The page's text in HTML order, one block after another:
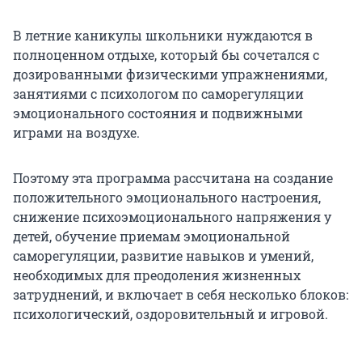
В летние каникулы школьники нуждаются в
полноценном отдыхе, который бы сочетался с
дозированными физическими упражнениями,
занятиями с психологом по саморегуляции
эмоционального состояния и подвижными
играми на воздухе.
Поэтому эта программа рассчитана на создание
положительного эмоционального настроения,
снижение психоэмоционального напряжения у
детей, обучение приемам эмоциональной
саморегуляции, развитие навыков и умений,
необходимых для преодоления жизненных
затруднений, и включает в себя несколько блоков:
психологический, оздоровительный и игровой.